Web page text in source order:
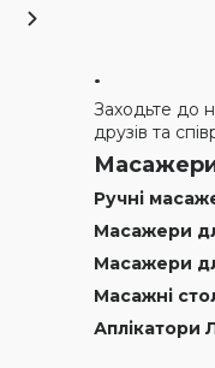
.
Заходьте до
друзів та
Ручні
Масажери
Масажери
Масажні
Аплікатори